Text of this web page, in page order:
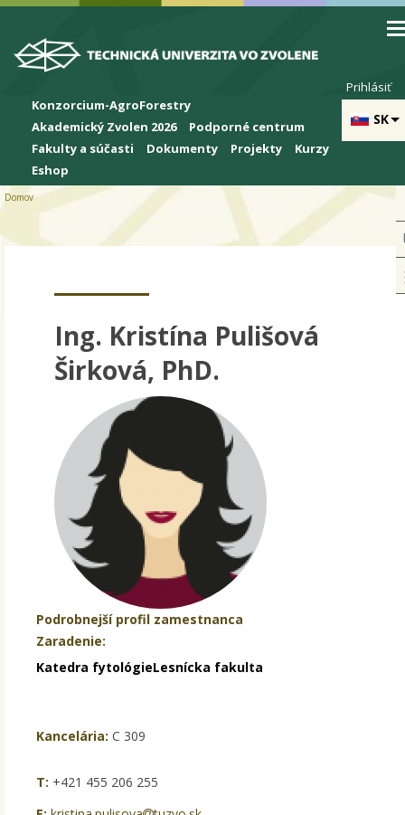
Skip to cookies
Skip to navigation
Skočiť na hlavný obsah
SK
Prihlásiť
Konzorcium-AgroForestry
Akademický Zvolen 2026
Podporné centrum
Fakulty a súčasti
Dokumenty Projekty
Kurzy
Eshop
Domov
Ing. Kristína Pulišová
Širková, PhD.
Podrobnejší profil zamestnanca
Zaradenie:
Katedra fytológieLesnícka fakulta
Kancelária: C 309
T: +421 455 206 255